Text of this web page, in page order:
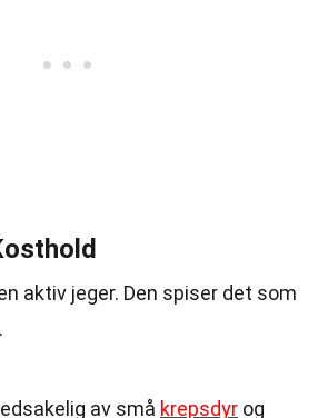
aktiv jeger. Den spiser det som
av små krepsdyr og